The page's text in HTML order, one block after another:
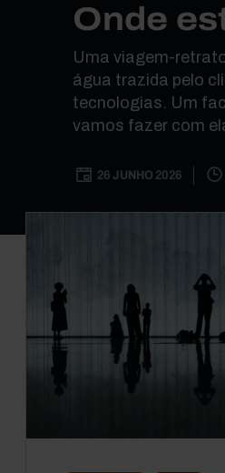
Onde
Uma viagem-
água trazida pelo
tecnologias. Um
vamos fazer com
26 JUNHO 2026